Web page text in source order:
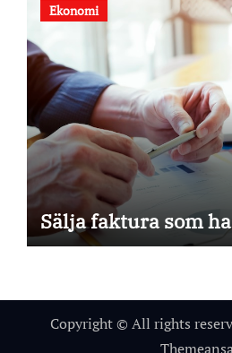
Ekonomi
Sälja faktura som
Copyright © All rights